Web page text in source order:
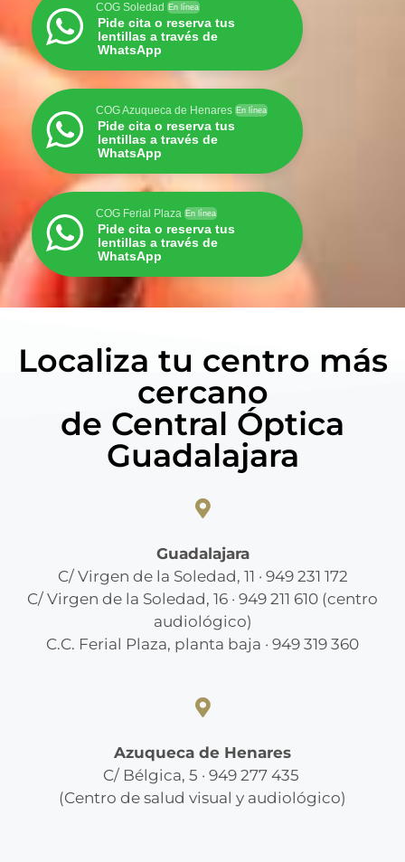
COG Soledad En línea
Pide cita o reserva tus
lentillas a través de
WhatsApp
COG Azuqueca de Henares En línea
Pide cita o reserva tus
lentillas a través de
WhatsApp
COG Ferial Plaza En línea
Pide cita o reserva tus
lentillas a través de
WhatsApp
Localiza tu centro más
cercano
de Central Óptica
Guadalajara
Guadalajara
C/ Virgen de la Soledad, 11 · 949 231 172
C/ Virgen de la Soledad, 16 · 949 211 610 (centro
audiológico)
C.C. Ferial Plaza, planta baja · 949 319 360
Azuqueca de Henares
C/ Bélgica, 5 · 949 277 435
(Centro de salud visual y audiológico)